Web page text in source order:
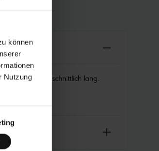
können
Nutzung
Luft überdurchschnittlich lang.